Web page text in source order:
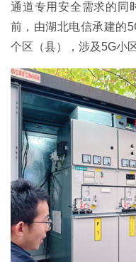
通道专用安全需求的同
前，由湖北电信承建的
个区（县），涉及5G小